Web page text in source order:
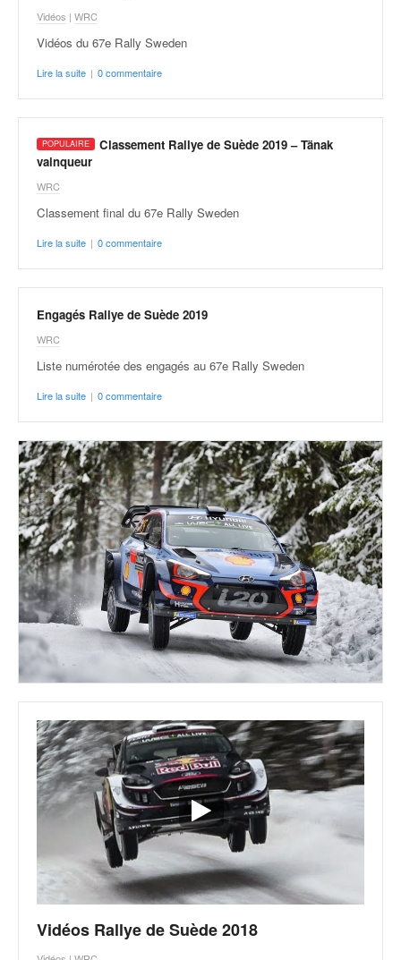
Vidéos | WRC
Vidéos du 67e Rally Sweden
Lire la suite | 0 commentaire
Classement Rallye de Suède 2019 – Tänak
vainqueur
WRC
Classement final du 67e Rally Sweden
Lire la suite | 0 commentaire
Engagés Rallye de Suède 2019
WRC
Liste numérotée des engagés au 67e Rally Sweden
Lire la suite | 0 commentaire
Vidéos Rallye de Suède 2018